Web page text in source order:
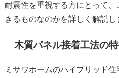
耐震性を重視する方にとって
きるものなのかを詳しく解説し
木質パネル接着工法の
ミサワホームのハイブリッド